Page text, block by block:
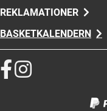
REKLAMATIONER
BASKETKALENDERN